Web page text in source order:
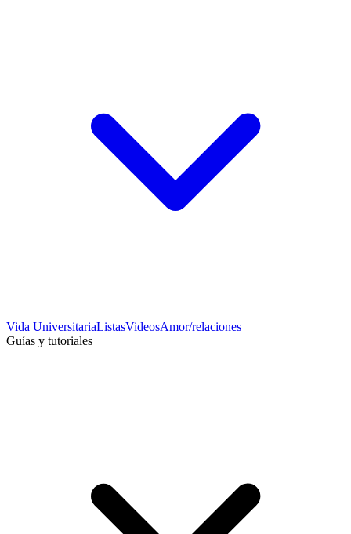
Vida UniversitariaListasVideosAmor/relaciones
Guías y tutoriales